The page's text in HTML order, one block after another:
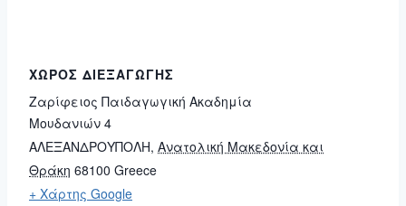
ΧΏΡΟΣ ΔΙΕΞΑΓΩΓΉΣ
Ζαρίφειος Παιδαγωγική Ακαδημία
Μουδανιών 4
ΑΛΕΞΑΝΔΡΟΥΠΟΛΗ, Ανατολική Μακεδονία και
Θράκη 68100 Greece
+ Χάρτης Google